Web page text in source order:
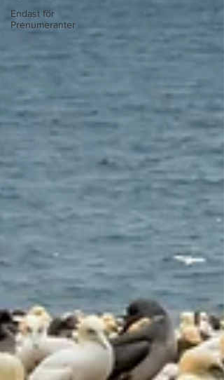
Endast för
Prenumeranter